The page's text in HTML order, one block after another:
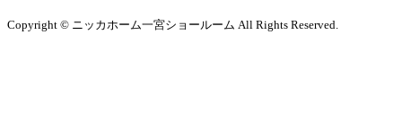
Copyright © ニッカホーム一宮ショールーム All Rights Reserved.